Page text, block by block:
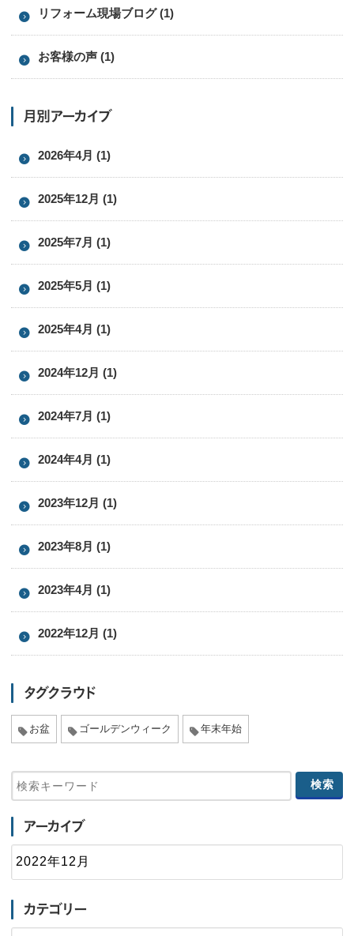
リフォーム現場ブログ (1)
お客様の声 (1)
月別アーカイブ
2026年4月 (1)
2025年12月 (1)
2025年7月 (1)
2025年5月 (1)
2025年4月 (1)
2024年12月 (1)
2024年7月 (1)
2024年4月 (1)
2023年12月 (1)
2023年8月 (1)
2023年4月 (1)
2022年12月 (1)
タグクラウド
お盆 ゴールデンウィーク 年末年始
アーカイブ
カテゴリー